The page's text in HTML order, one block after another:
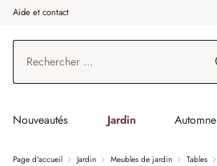
au contenu principal
Aller à la recherche
Aller à la navigation principale
Aide et contact
Nouveautés Jardin Automne
Page d'accueil Jardin Meubles de jardin Tables